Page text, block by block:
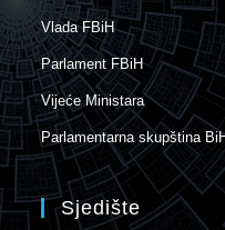
Vlada FBiH
Parlament FBiH
Vijeće Ministara
Parlamentarna skupština
Sjedište